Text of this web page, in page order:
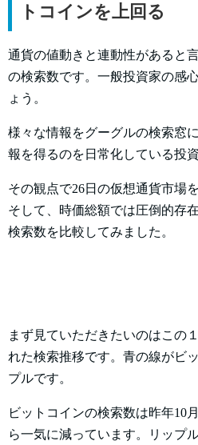
トコインを上回る
通貨の値動きと連動性があると
の検索数です。一般投資家の感
ょう。
様々な情報をグーグルの検索窓
報を得るのを日常化している投
その観点で26日の仮想通貨市場
そして、時価総額では圧倒的存
検索数を比較してみました。
まず見ていただきたいのはこの
れた検索推移です。青の線がビ
プルです。
ビットコインの検索数は昨年10
ら一気に減っています。リップ